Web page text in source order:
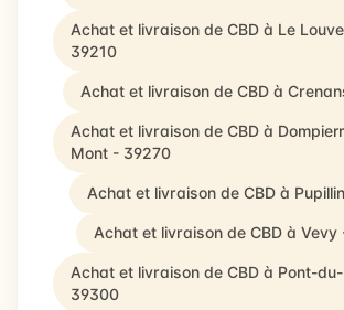
Achat et livraison de CBD à Le
39210
Achat et livraison de CBD à
Achat et livraison de CBD à
Mont - 39270
Achat et livraison de CBD à
Achat et livraison de CBD à Vevy
Achat et livraison de CBD à Pont-
39300